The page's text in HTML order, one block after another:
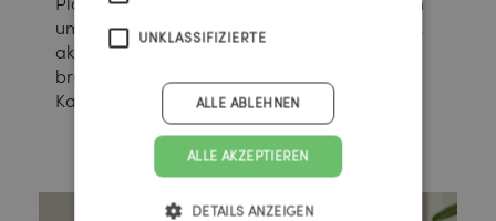
umfasst. Diese Maßnahmen zielen darauf ab,
aktive Mobilitätsformen zu fördern und eine
breite Zielgruppe zur Teilnahme an der
Kampagne zu motivieren.
UNKLASSIFIZIERTE
ALLE AKZEPTIEREN
ALLE ABLEHNEN
DETAILS ANZEIGEN